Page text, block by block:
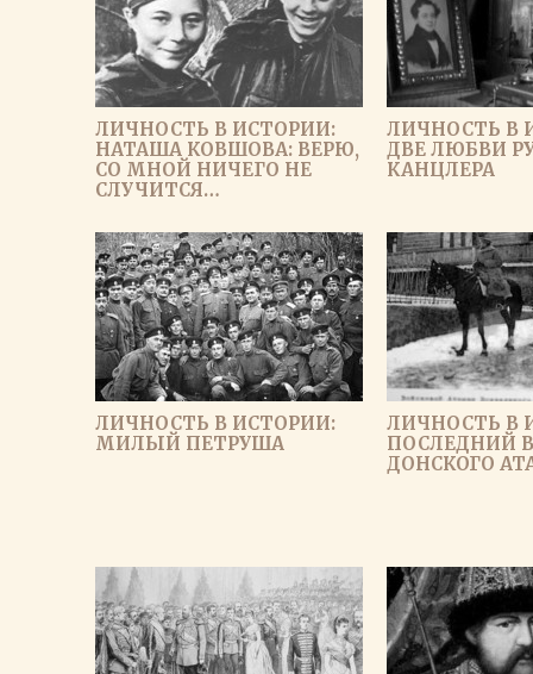
ЛИЧНОСТЬ В ИСТОРИИ:
НАТАША КОВШОВА: ВЕРЮ,
СО МНОЙ НИЧЕГО НЕ
СЛУЧИТСЯ…
ЛИЧНОСТЬ В
ДВЕ ЛЮБВИ
КАНЦЛЕРА
ЛИЧНОСТЬ В ИСТОРИИ:
МИЛЫЙ ПЕТРУША
ЛИЧНОСТЬ В
ПОСЛЕДНИЙ
ДОНСКОГО